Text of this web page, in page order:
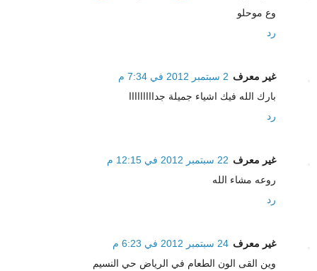
وع موحلو
رد
غير معرف 2 سبتمبر 2012 في 7:34 م
بارك الله فيك اشياء جميلة جدااااااااا
رد
غير معرف 22 سبتمبر 2012 في 12:15 م
روعه مشاء الله
رد
غير معرف 24 سبتمبر 2012 في 6:23 م
وين القى الون الطعام في الرياض حي النسيم